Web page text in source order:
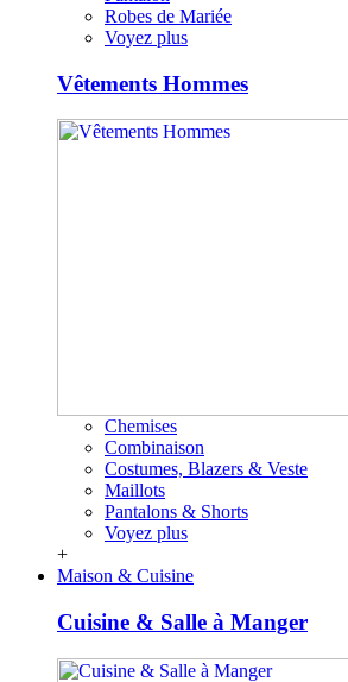
Robes de Mariée
Voyez plus
Vêtements Hommes
Chemises
Combinaison
Costumes, Blazers & Veste
Maillots
Pantalons & Shorts
Voyez plus
+
Maison & Cuisine
Cuisine & Salle à Manger